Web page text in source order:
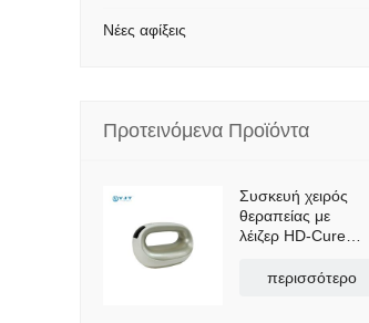
Νέες αφίξεις
Προτεινόμενα Προϊόντα
Συσκευή χειρός
θεραπείας με
λέιζερ HD-Cure
ανακούφισης
περισσότερο